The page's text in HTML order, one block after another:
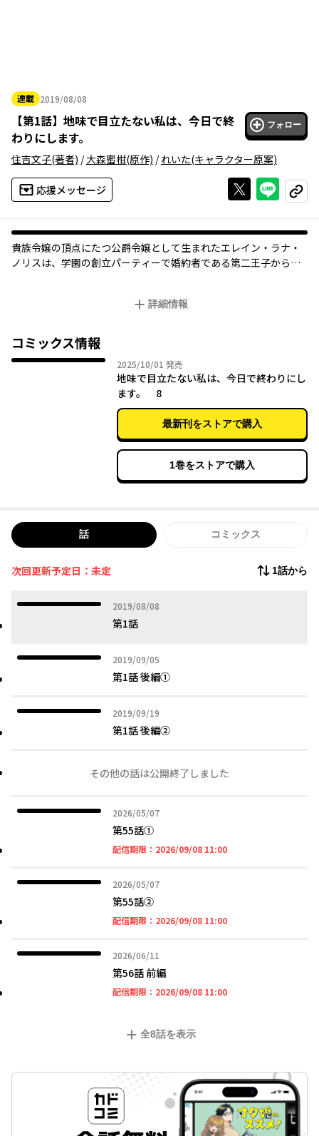
連載 2019/08/08
2019年08月08日
【第1話】 地味で目立たない私は、今日で終
わりにします。
フォロー
住吉文子(著者) /大森蜜柑(原作) /れいた(キャラクター原案)
応援メッセージ Xで投稿する
ライン
コピー
貴族令嬢の頂点にたつ公爵令嬢として生まれたエレイン・ラナ・
ノリスは、学園の創立パーティーで婚約者である第二王子から婚
詳細情報
コミックス情報
2025/10/01 2025年10月01日
発売
地味で目立たない私は、今日で終わりにし
ます。 8
最新刊をストアで購入
1巻をストアで購入
話 コミックス
次回更新予定日：未定 1話から
2019/08/08
2019年08月08日
第1話
2019/09/05
2019年09月05日
第1話 後編①
2019/09/19
2019年09月19日
第1話 後編②
その他の話は公開終了しました
2026/05/07
2026年05月07日
第55話①
配信期限： 2026/09/08 11:002026年09月08日 11時
2026/05/07
2026年05月07日
第55話②
配信期限： 2026/09/08 11:002026年09月08日 11時
2026/06/11
2026年06月11日
第56話 前編
配信期限： 2026/09/08 11:002026年09月08日 11時
全8話を表示